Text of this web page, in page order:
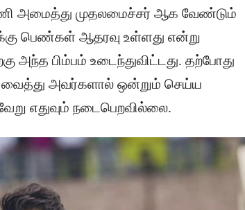
அமைத்து முதலமைச்சர் ஆக வேண்டும்
பெண்கள் ஆதரவு உள்ளது என்று
அந்த பிம்பம் உடைந்துவிட்டது. தற்போது
வைத்து அவர்களால் ஒன்றும் செய்ய
எதுவும் நடைபெறவில்லை.